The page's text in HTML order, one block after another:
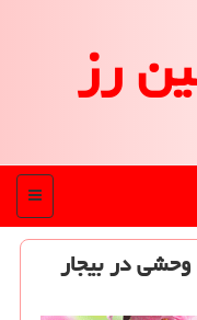
رز
منو
وحشی در بیجار